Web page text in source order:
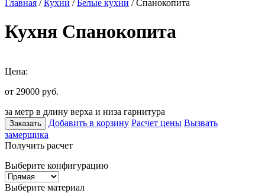
Главная / Кухни / Белые кухни / Спанокопита
Кухня Спанокопита
Цена:
от 29000 руб.
за метр в длину верха и низа гарнитура
Заказать Добавить в корзину Расчет цены Вызвать
замерщика
Получить расчет
Выберите конфигурацию
Выберите материал